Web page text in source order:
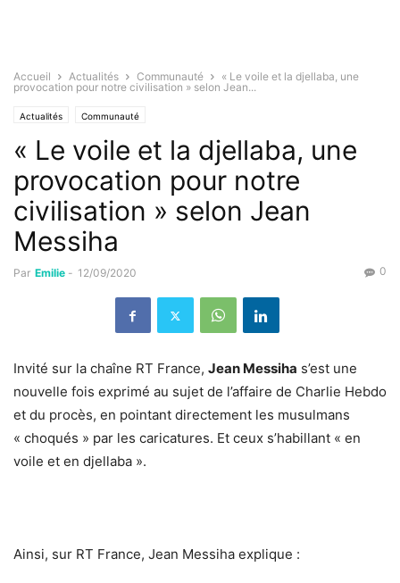
Accueil Actualités Communauté
« Le voile et la djellaba, une
provocation pour notre civilisation » selon Jean...
Actualités Communauté
« Le voile et la djellaba, une
provocation pour notre
civilisation » selon Jean
Messiha
Par Emilie - 12/09/2020 0
Invité sur la chaîne RT France, Jean Messiha s’est une
nouvelle fois exprimé au sujet de l’affaire de Charlie Hebdo
et du procès, en pointant directement les musulmans
« choqués » par les caricatures. Et ceux s’habillant « en
voile et en djellaba ».
Ainsi, sur RT France, Jean Messiha explique :